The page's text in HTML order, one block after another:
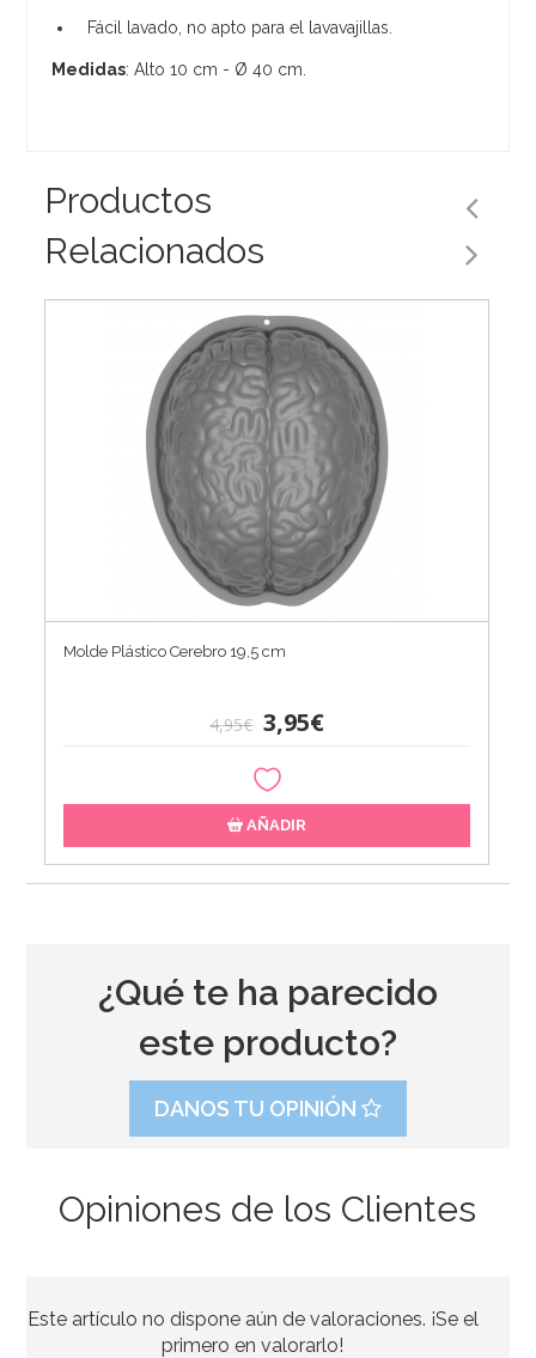
Fácil lavado, no apto para el lavavajillas.
Medidas: Alto 10 cm - Ø 40 cm.
Productos
Relacionados
Molde Plástico Cerebro 19,5 cm
4,95€ 3,95€
AÑADIR
54,40€ 50,04€
¿Qué te ha parecido
este producto?
DANOS TU OPINIÓN
Opiniones de los Clientes
Este artículo no dispone aún de valoraciones. ¡Se el
primero en valorarlo!